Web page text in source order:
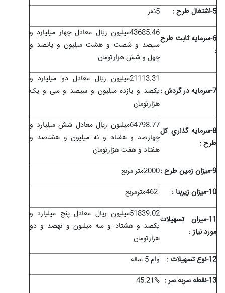
5-اشتغال طرح :
5نفر
6-سرمايه ثابت طرح
:
43685.46میلیون ریال معادل چهار میلیارد و
سیصد و شصت و هشت میلیون و پانصد و
چهل و شش هزارتومان
7-سرمايه در گردش :
21113.31میلیون ریال معادل دو میلیارد و
یکصد و یازده میلیون و سیصد و سی و یک
هزارتومان
8-سرمايه گذاري کل
طرح :
64798.77میلیون ریال معادل شش میلیارد و
چهارصد و هفتاد و نه میلیون و هشتصد و
هفتاد و هفت هزارتومان
9-ميزان زمين طرح :
2000متر مربع
10-ميزان زیربنا :
462مترمربع
11-ميزان تسهيلات
مورد نياز :
51839.02میلیون ریال معادل پنج میلیارد و
یکصد و هشتاد و سه میلیون و نهصد و دو
هزارتومان
12-نوع تسهيلات :
وام 5 ساله
13-نقطه سربه سر :
45.21%